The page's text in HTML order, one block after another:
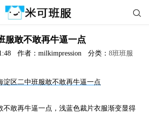

服敢不敢再牛逼一点
作者：milkimpression 分类： 8班班服
不敢再牛逼一点，浅蓝色裁片衣服渐变显得